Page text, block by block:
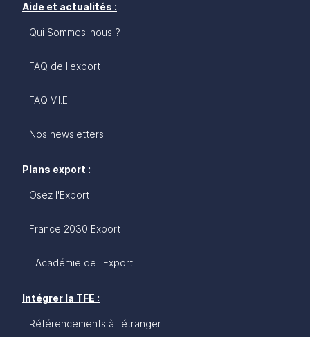
Aide et actualités :
Qui Sommes-nous ?
FAQ de l'export
FAQ V.I.E
Nos newsletters
Plans export :
Osez l'Export
France 2030 Export
L'Académie de l'Export
Intégrer la TFE :
Référencements à l'étranger